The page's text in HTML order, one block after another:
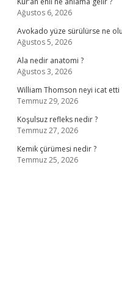
Ağustos 6, 2026
Avokado yüze sürülürse ne
Ağustos 5, 2026
Ala nedir anatomi ?
Ağustos 3, 2026
William Thomson neyi icat etti
Temmuz 29, 2026
Koşulsuz refleks nedir ?
Temmuz 27, 2026
Kemik çürümesi nedir ?
Temmuz 25, 2026